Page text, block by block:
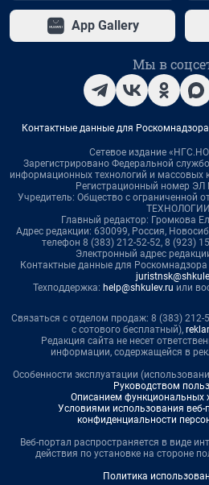
App Gallery
Мы в
Контактные данные для
Сетевое издание
Зарегистрировано Федеральной
информационных технологий и массовых
Регистрационный номер
Учредитель: Общество с ограниченной
Главный редактор: Громкова
Адрес редакции: 630099, Россия,
телефон 8 (383) 212-52-52, 8 (923)
Электронный адрес
Контактные данные для Роскомнадзора
Техподдержка: help@shkulev.ru или
Связаться с отделом продаж: 8 (383) 212-
с сотового бесплатный),
Редакция сайта не несет
информации, содержащейся в
Особенности эксплуатации
Руководством
Описанием функциональных
Условиями использования веб-
конфиденциальности
Веб-портал распространяется в виде
действия по установке на стороне
Политика